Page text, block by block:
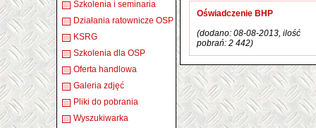
Szkolenia i seminaria
Działania ratownicze OSP
KSRG
Szkolenia dla OSP
Oferta handlowa
Galeria zdjęć
Pliki do pobrania
Wyszukiwarka
Oświadczenie BHP
(dodano: 08-08-2013, ilość
pobrań: 2 442)